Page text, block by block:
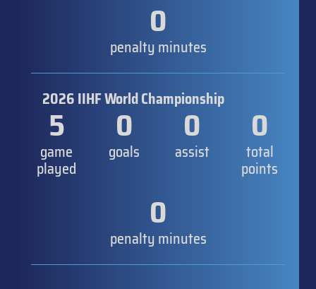
0
penalty minutes
2026 IIHF World Championship
5
game
played
0
goals
0
assist
0
total
points
0
penalty minutes